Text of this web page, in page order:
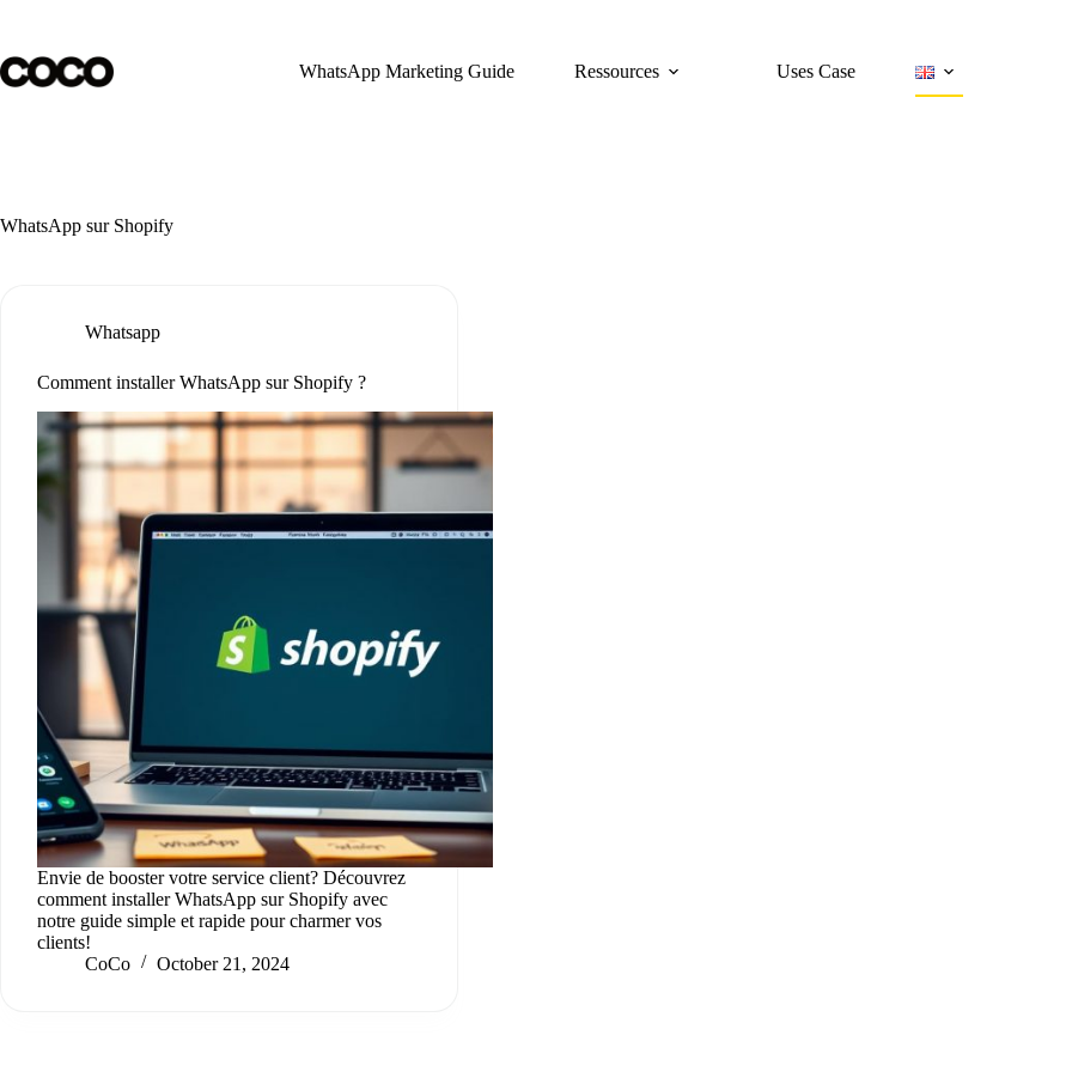
content
WhatsApp Marketing Guide
Ressources Uses Case
WhatsApp sur Shopify
Whatsapp
Comment installer WhatsApp sur Shopify ?
Envie de booster votre service client? Découvrez
comment installer WhatsApp sur Shopify avec
notre guide simple et rapide pour charmer vos
clients!
CoCo
October 21, 2024